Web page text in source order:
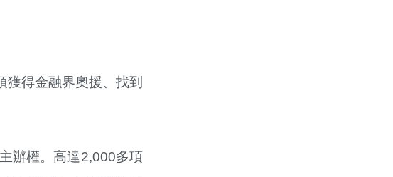
得金融界奧援、找到
辦權。高達2,000多項